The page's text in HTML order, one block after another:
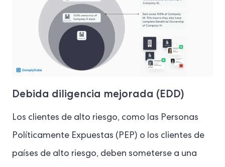
Debida diligencia mejorada (EDD)
Los clientes de alto riesgo, como las Personas
Políticamente Expuestas (PEP) o los clientes de
países de alto riesgo, deben someterse a una